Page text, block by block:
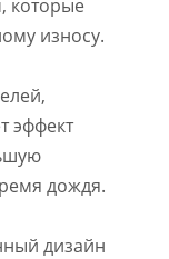
которые
износу.
эффект
дождя.
дизайн